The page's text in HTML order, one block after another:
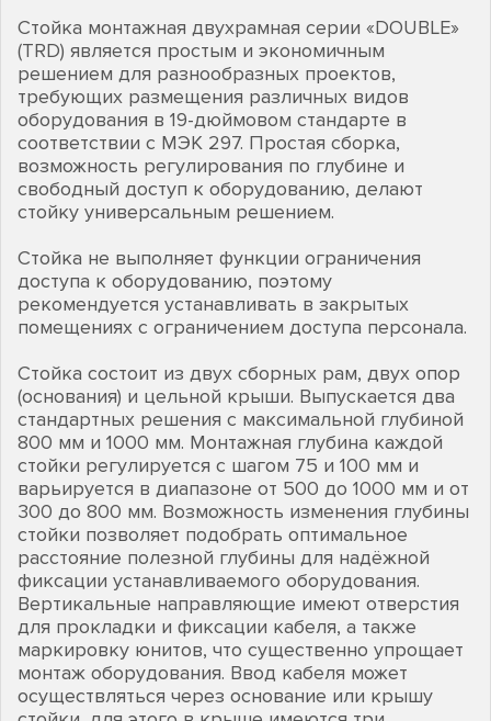
Стойка монтажная двухрамная серии «DOUBLE»
(TRD) является простым и экономичным
решением для разнообразных проектов,
требующих размещения различных видов
оборудования в 19-дюймовом стандарте в
соответствии с МЭК 297. Простая сборка,
возможность регулирования по глубине и
свободный доступ к оборудованию, делают
стойку универсальным решением.
Стойка не выполняет функции ограничения
доступа к оборудованию, поэтому
рекомендуется устанавливать в закрытых
помещениях с ограничением доступа персонала.
Стойка состоит из двух сборных рам, двух опор
(основания) и цельной крыши. Выпускается два
стандартных решения с максимальной глубиной
800 мм и 1000 мм. Монтажная глубина каждой
стойки регулируется с шагом 75 и 100 мм и
варьируется в диапазоне от 500 до 1000 мм и от
300 до 800 мм. Возможность изменения глубины
стойки позволяет подобрать оптимальное
расстояние полезной глубины для надёжной
фиксации устанавливаемого оборудования.
Вертикальные направляющие имеют отверстия
для прокладки и фиксации кабеля, а также
маркировку юнитов, что существенно упрощает
монтаж оборудования. Ввод кабеля может
осуществляться через основание или крышу